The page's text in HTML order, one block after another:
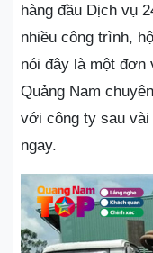
hàng đầu Dịch vụ
nhiều công trình,
nói đây là một đơn
Quảng Nam
với công ty sau vài
ngay.